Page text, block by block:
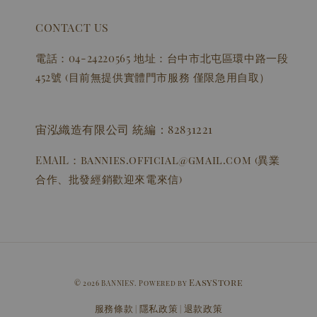
CONTACT US
電話：04-24220565 地址：台中市北屯區環中路一段
452號 (目前無提供實體門市服務 僅限急用自取）
宙泓織造有限公司 統編：82831221
EMAIL：bannies.official@gmail.com (異業
合作、批發經銷歡迎來電來信)
© 2026 BANNIES'. Powered by EasyStore
服務條款 隱私政策 退款政策